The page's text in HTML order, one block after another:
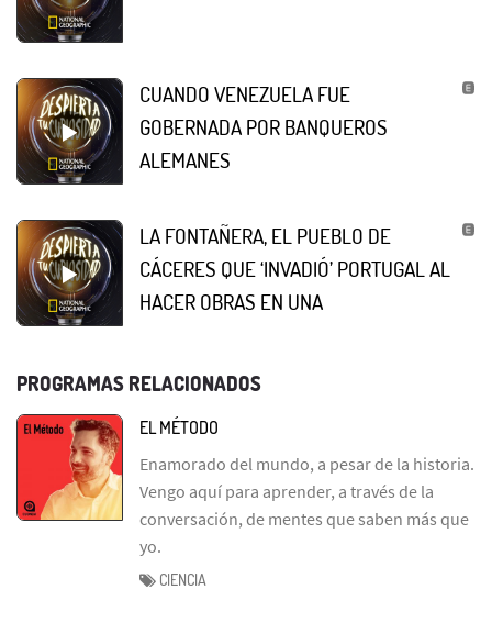
CUANDO VENEZUELA FUE
GOBERNADA POR BANQUEROS
ALEMANES
LA FONTAÑERA, EL PUEBLO DE
CÁCERES QUE ‘INVADIÓ’ PORTUGAL AL
HACER OBRAS EN UNA
PROGRAMAS RELACIONADOS
EL MÉTODO
Enamorado del mundo, a pesar de la historia.
Vengo aquí para aprender, a través de la
conversación, de mentes que saben más que
yo.
CIENCIA